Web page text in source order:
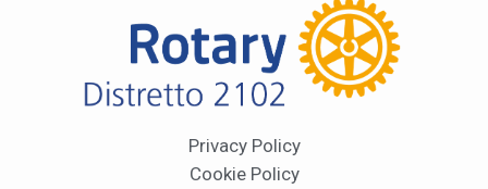
Privacy Policy
Cookie Policy